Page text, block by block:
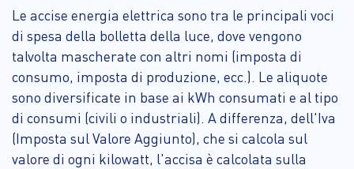
Le accise energia elettrica sono tra le principali voci
di spesa della bolletta della luce, dove vengono
talvolta mascherate con altri nomi (imposta di
consumo, imposta di produzione, ecc.). Le aliquote
sono diversificate in base ai kWh consumati e al tipo
di consumi (civili o industriali). A differenza, dell'Iva
(Imposta sul Valore Aggiunto), che si calcola sul
valore di ogni kilowatt, l'accisa è calcolata sulla